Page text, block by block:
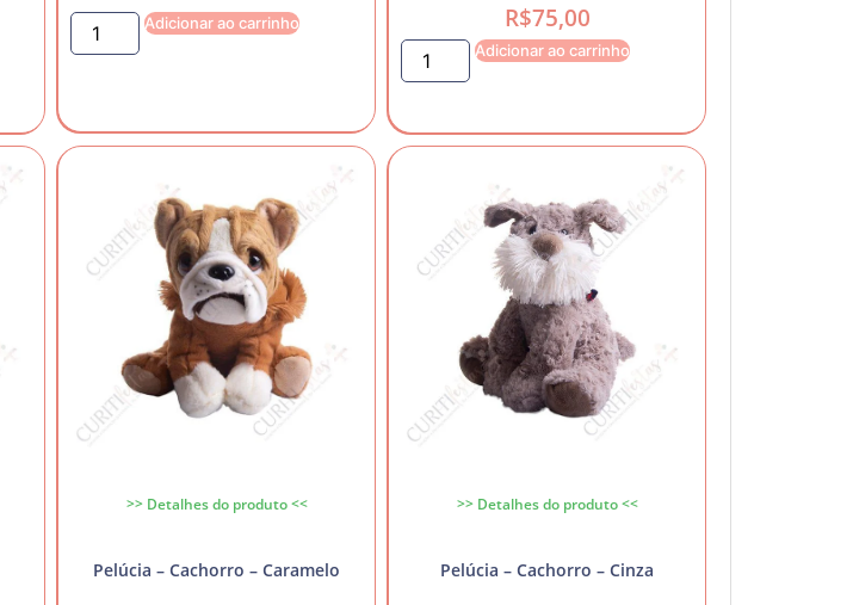
Adicionar ao carrinho R$75,00
Adicionar ao carrinho
>> Detalhes do produto <<
Pelúcia – Cachorro – Caramelo
>> Detalhes do produto <<
Pelúcia – Cachorro – Cinza